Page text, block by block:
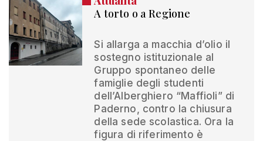
A torto o a Regione
Si allarga a macchia d’olio il
sostegno istituzionale al
Gruppo spontaneo delle
famiglie degli studenti
dell’Alberghiero “Maffioli” di
Paderno, contro la chiusura
della sede scolastica. Ora la
figura di riferimento è